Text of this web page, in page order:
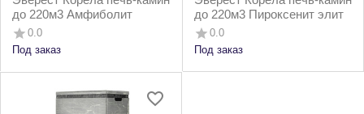
до 220м3 Амфиболит
0.0
Под заказ
до 220м3 Пироксенит элит
0.0
Под заказ